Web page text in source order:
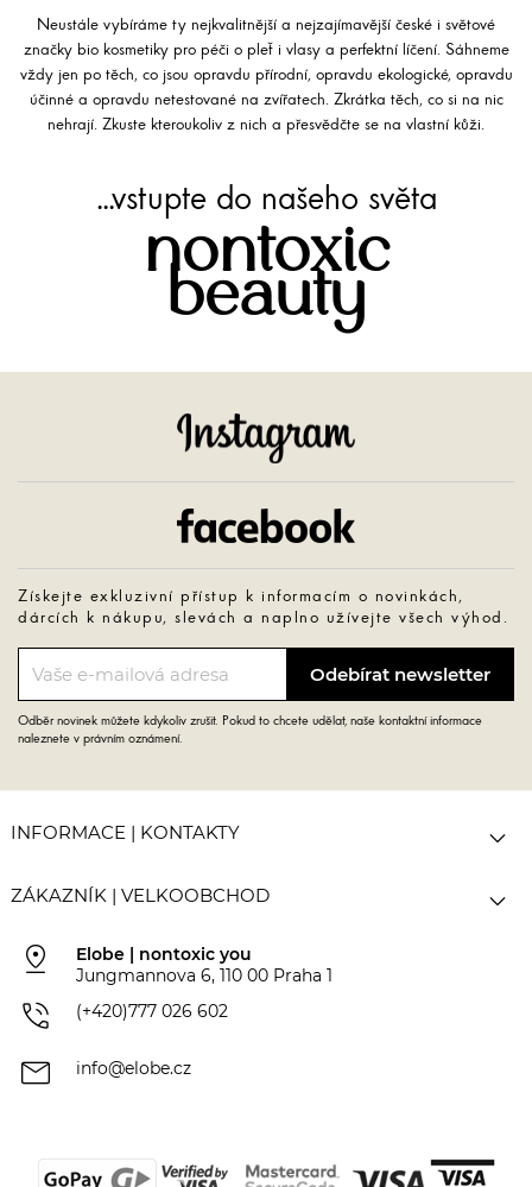
Neustále vybíráme ty nejkvalitnější a nejzajímavější české i světové
značky bio kosmetiky pro péči o pleť i vlasy a perfektní líčení. Sáhneme
vždy jen po těch, co jsou opravdu přírodní, opravdu ekologické, opravdu
účinné a opravdu netestované na zvířatech. Zkrátka těch, co si na nic
nehrají. Zkuste kteroukoliv z nich a přesvědčte se na vlastní kůži.
...vstupte do našeho světa
nontoxic
beauty
Získejte exkluzivní přístup k informacím o novinkách,
dárcích k nákupu, slevách a naplno užívejte všech výhod.
Odběr novinek můžete kdykoliv zrušit. Pokud to chcete udělat, naše kontaktní informace
naleznete v právním oznámení.
INFORMACE | KONTAKTY 
ZÁKAZNÍK | VELKOOBCHOD 
pin_drop
Elobe | nontoxic you
Jungmannova 6, 110 00 Praha 1
phone_in_talk (+420)777 026 602
mail info@elobe.cz